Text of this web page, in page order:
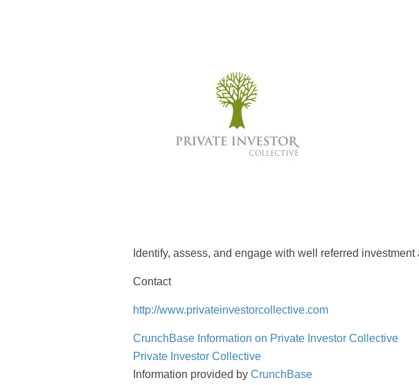
Identify, assess, and engage with well referred investment
Contact
http://www.privateinvestorcollective.com
CrunchBase Information on Private Investor Collective
Private Investor Collective
Information provided by CrunchBase
最新資